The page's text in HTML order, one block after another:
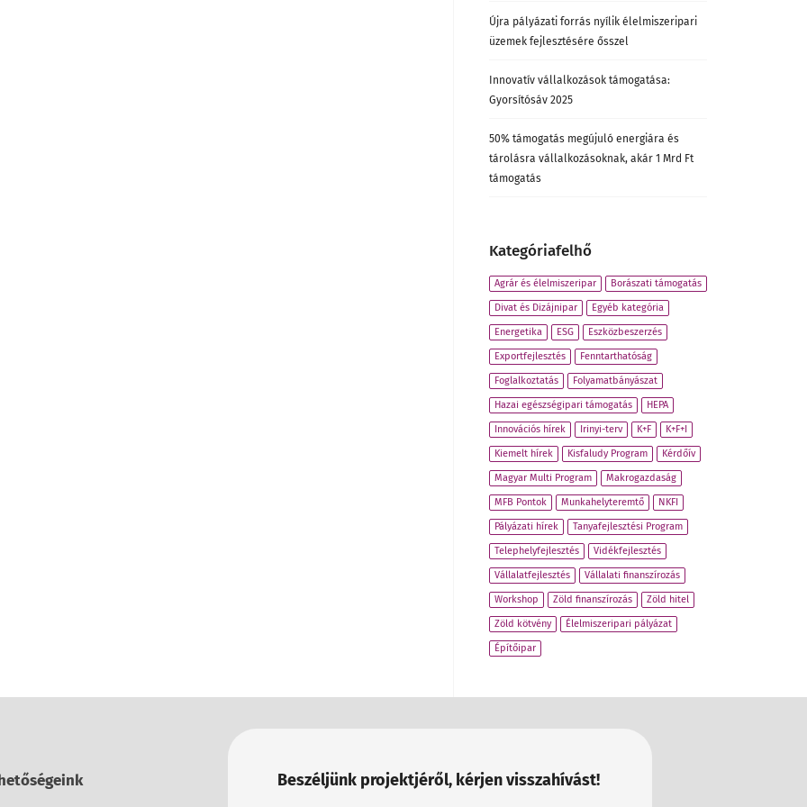
Újra pályázati forrás nyílik élelmiszeripari
üzemek fejlesztésére ősszel
Innovatív vállalkozások támogatása:
Gyorsítósáv 2025
50% támogatás megújuló energiára és
tárolásra vállalkozásoknak, akár 1 Mrd Ft
támogatás
Kategóriafelhő
Agrár és élelmiszeripar Borászati támogatás
Divat és Dizájnipar Egyéb kategória
Energetika ESG Eszközbeszerzés
Exportfejlesztés Fenntarthatóság
Foglalkoztatás Folyamatbányászat
Hazai egészségipari támogatás HEPA
Innovációs hírek Irinyi-terv K+F K+F+I
Kiemelt hírek Kisfaludy Program Kérdőív
Magyar Multi Program Makrogazdaság
MFB Pontok Munkahelyteremtő NKFI
Pályázati hírek Tanyafejlesztési Program
Telephelyfejlesztés Vidékfejlesztés
Vállalatfejlesztés Vállalati finanszírozás
Workshop Zöld finanszírozás Zöld hitel
Zöld kötvény Élelmiszeripari pályázat
Építőipar
Beszéljünk projektjéről, kérjen visszahívást!